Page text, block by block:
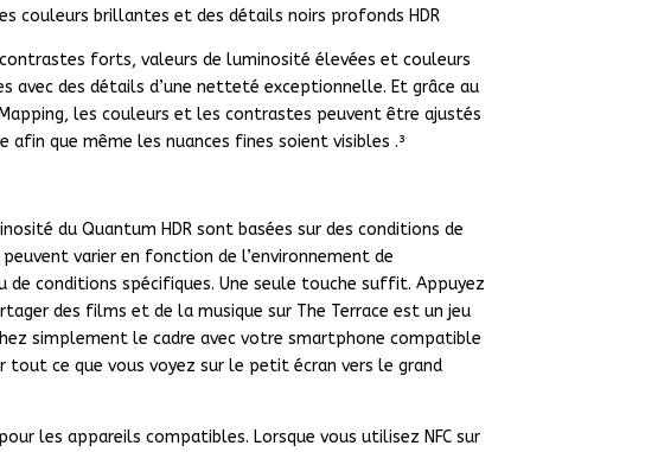
couleurs brillantes et des détails noirs profonds HDR
contrastes forts, valeurs de luminosité élevées et couleurs
avec des détails d’une netteté exceptionnelle. Et grâce au
Mapping, les couleurs et les contrastes peuvent être ajustés
afin que même les nuances fines soient visibles .³
du Quantum HDR sont basées sur des conditions de
varier en fonction de l’environnement de
de conditions spécifiques. Une seule touche suffit. Appuyez
des films et de la musique sur The Terrace est un jeu
simplement le cadre avec votre smartphone compatible
tout ce que vous voyez sur le petit écran vers le grand
les appareils compatibles. Lorsque vous utilisez NFC sur